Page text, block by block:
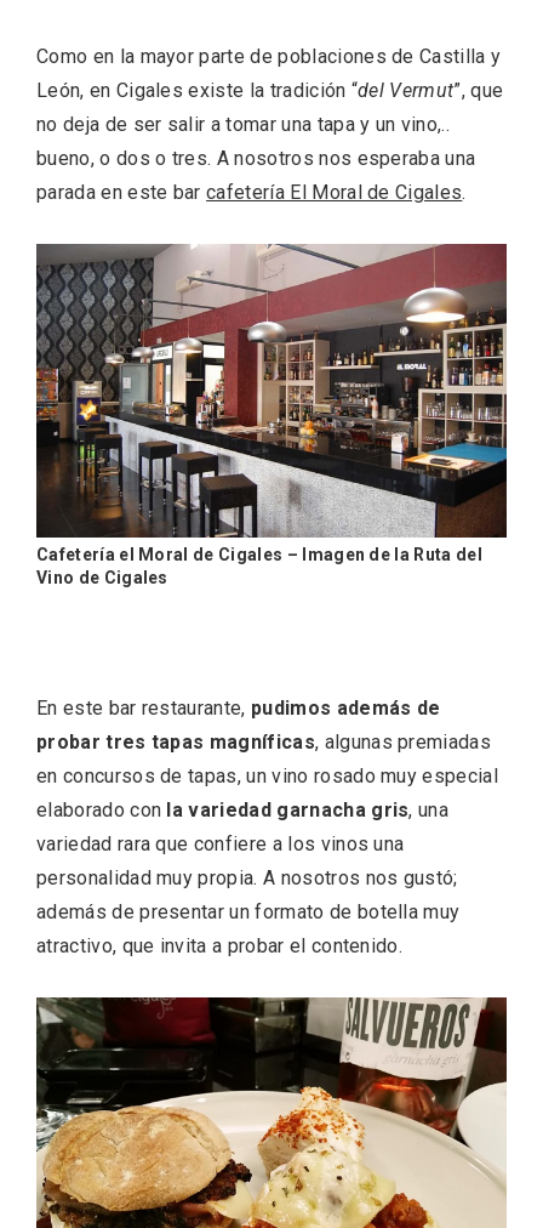
Como en la mayor parte de poblaciones de Castilla y
León, en Cigales existe la tradición “del Vermut”, que
no deja de ser salir a tomar una tapa y un vino,..
bueno, o dos o tres. A nosotros nos esperaba una
parada en este barcafetería El Moral de Cigales.
Cafetería el Moral de Cigales – Imagen de la Ruta del
Vino de Cigales
En este bar restaurante, pudimos además de
probar tres tapas magníficas, algunas premiadas
en concursos de tapas, un vino rosado muy especial
elaborado con la variedad garnacha gris, una
variedad rara que confiere a los vinos una
personalidad muy propia. A nosotros nos gustó;
además de presentar un formato de botella muy
atractivo, que invita a probar el contenido.
arcos de la Iglesia de Santiago Apóstol
Porrón de Citas de 2026 en Moradillo de